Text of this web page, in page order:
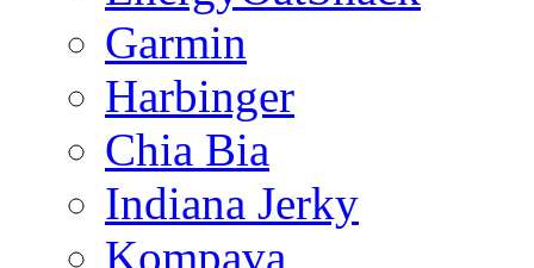
Garmin
Harbinger
Chia Bia
Indiana Jerky
Kompava